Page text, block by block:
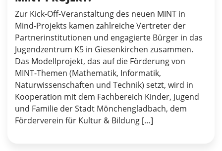
Zur Kick-Off-Veranstaltung des neuen MINT in
Mind-Projekts kamen zahlreiche Vertreter der
Partnerinstitutionen und engagierte Bürger in das
Jugendzentrum K5 in Giesenkirchen zusammen.
Das Modellprojekt, das auf die Förderung von
MINT-Themen (Mathematik, Informatik,
Naturwissenschaften und Technik) setzt, wird in
Kooperation mit dem Fachbereich Kinder, Jugend
und Familie der Stadt Mönchengladbach, dem
Förderverein für Kultur & Bildung […]